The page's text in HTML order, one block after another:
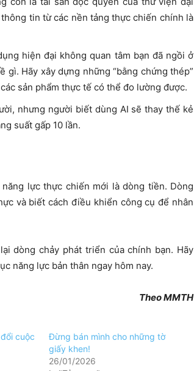
tin từ các nền tảng thực chiến chính là
hiện đại không quan tâm bạn đã ngồi ở
gì. Hãy xây dựng những “bằng chứng thép”
sản phẩm thực tế có thể đo lường được.
nhưng người biết dùng AI sẽ thay thế kẻ
suất gấp 10 lần.
lực thực chiến mới là dòng tiền. Dòng
và biết cách điều khiển công cụ để nhân
dòng chảy phát triển của chính bạn. Hãy
năng lực bản thân ngay hôm nay.
Theo MMTH
cuộc
Đừng bán mình cho những tờ
giấy khen!
26/01/2026